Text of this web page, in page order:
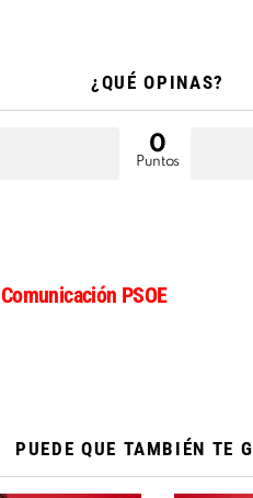
¿QUÉ OPINAS?
0
Puntos
Comunicación PSOE
PUEDE QUE TAMBIÉN TE